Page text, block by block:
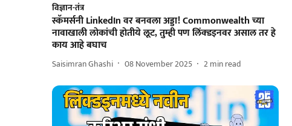
विज्ञान-तंत्र
स्कॅमर्सनी LinkedIn वर बनवला अड्डा! Commonwealth च्या
नावाखाली लोकांची होतीये लूट, तुम्ही पण लिंक्डइनवर असाल तर हे
काय आहे बघाच
Saisimran Ghashi 08 November 2025 2min read